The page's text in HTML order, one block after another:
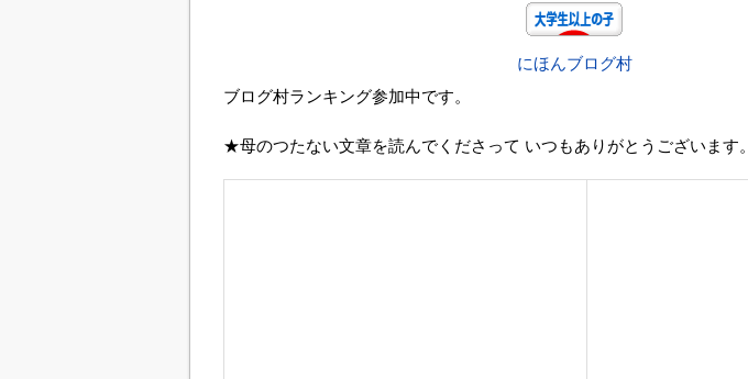
にほんブログ村
ブログ村ランキング参加中です。
★母のつたない文章を読んでくださって いつもありがとうございます。